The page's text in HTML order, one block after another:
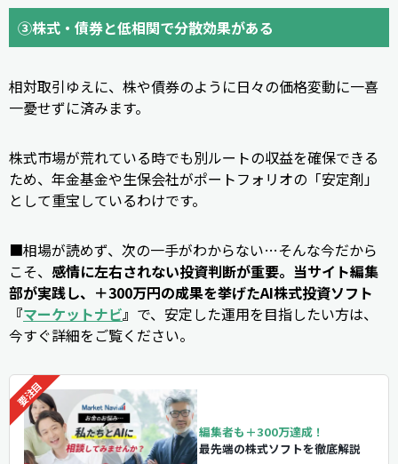
③株式・債券と低相関で分散効果がある
相対取引ゆえに、株や債券のように日々の価格変動に一喜
一憂せずに済みます。
株式市場が荒れている時でも別ルートの収益を確保できる
ため、年金基金や生保会社がポートフォリオの「安定剤」
として重宝しているわけです。
■相場が読めず、次の一手がわからない…そんな今だから
こそ、 感情に左右されない投資判断が重要。当サイト編集
部が実践し、＋300万円の成果を挙げたAI株式投資ソフト
『マーケットナビ』 で、安定した運用を目指したい方は、
今すぐ詳細をご覧ください。
編集者も＋300万達成！
最先端の株式ソフトを徹底解説